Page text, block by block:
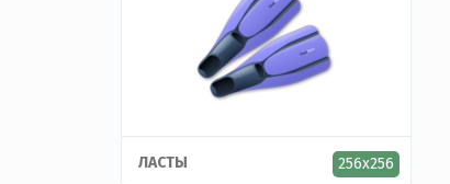
ЛАСТЫ 256x256